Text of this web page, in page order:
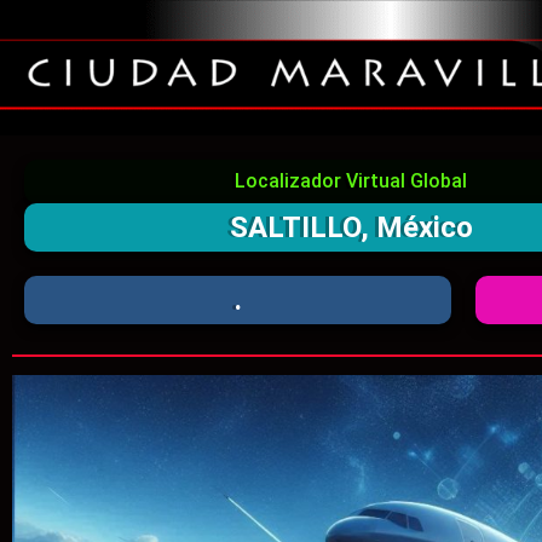
Localizador Virtual Global
SALTILLO, México
.